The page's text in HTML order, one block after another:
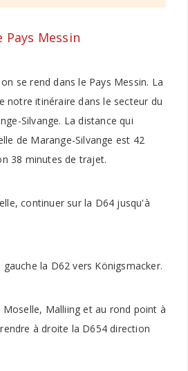
Messin
se rend dans le Pays Messin. La
notre itinéraire dans le secteur du
Silvange. La distance qui
de Marange-Silvange est 42
38 minutes de trajet.
continuer sur la D64 jusqu'à
gauche la D62 vers Königsmacker.
Malliing et au rond point à
à droite la D654 direction